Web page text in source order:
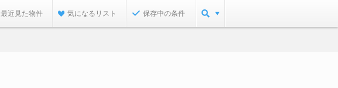
最近見た物件 気になるリスト 保存中の条件